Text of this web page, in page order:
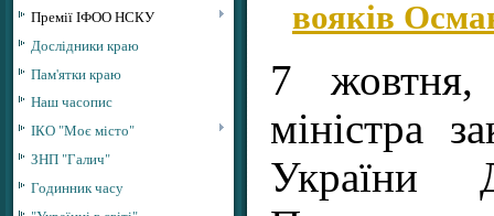
Премії ІФОО НСКУ
Дослідники краю
Пам'ятки краю
Наш часопис
ІКО "Моє місто"
ЗНП "Галич"
Годинник часу
вояків
7 жовтня,
міністра
України